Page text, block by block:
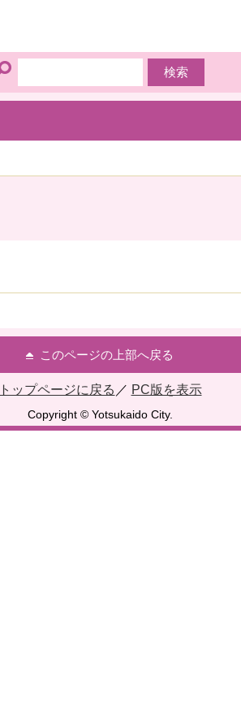
このページの上部へ戻る
トップページに戻る ／ PC版を表示
Copyright © Yotsukaido City.